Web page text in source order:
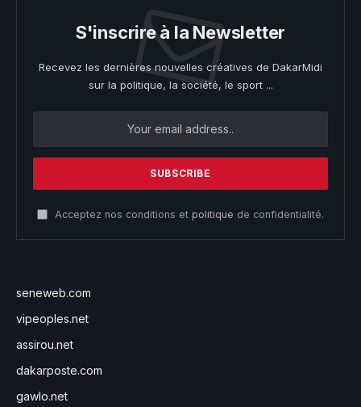
S'inscrire à la Newsletter
Recevez les dernières nouvelles créatives de DakarMidi
sur la politique, la société, le sport ...
Acceptez nos conditions et politique de confidentialité.
seneweb.com
vipeoples.net
assirou.net
dakarposte.com
gawlo.net